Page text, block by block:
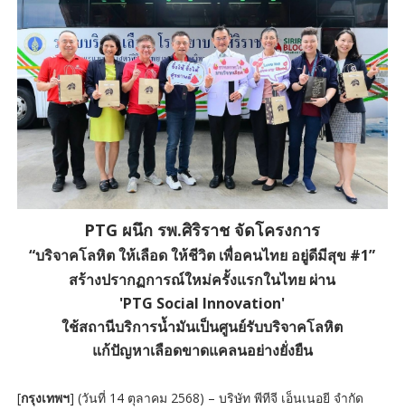
PTG ผนึก รพ.ศิริราช จัดโครงการ
“บริจาคโลหิต ให้เลือด ให้ชีวิต เพื่อคนไทย อยู่ดีมีสุข #1”
สร้างปรากฏการณ์ใหม่ครั้งแรกในไทย ผ่าน
'PTG Social Innovation'
ใช้สถานีบริการน้ำมันเป็นศูนย์รับบริจาคโลหิต
แก้ปัญหาเลือดขาดแคลนอย่างยั่งยืน
[กรุงเทพฯ] (วันที่ 14 ตุลาคม 2568) – บริษัท พีทีจี เอ็นเนอยี จำกัด